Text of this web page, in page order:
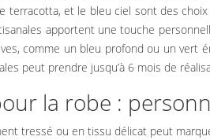
terracotta, et le bleu ciel sont des
apportent une touche
comme un bleu profond ou un vert
peut prendre jusqu’à 6 mois de
la robe :
tressé ou en tissu délicat peut